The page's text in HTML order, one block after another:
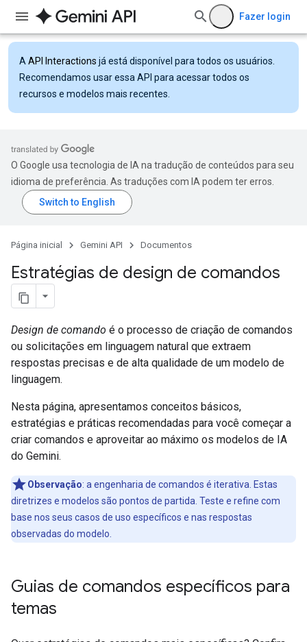
Fazer login
A API Interactions já está disponível para todos os usuários.
Recomendamos usar essa API para acessar todos os
recursos e modelos mais recentes.
O Google usa tecnologia de IA na tradução de conteúdos para seu
idioma de preferência. As traduções com IA podem ter erros.
Página inicial Gemini API Documentos
Estratégias de design de comandos
Design de comando é o processo de criação de comandos
ou solicitações em linguagem natural que extraem
respostas precisas e de alta qualidade de um modelo de
linguagem.
Nesta página, apresentamos conceitos básicos,
estratégias e práticas recomendadas para você começar a
criar comandos e aproveitar ao máximo os modelos de IA
do Gemini.
Observação: a engenharia de comandos é iterativa. Estas
diretrizes e modelos são pontos de partida. Teste e refine com
base nos seus casos de uso específicos e nas respostas
observadas do modelo.
Guias de comandos específicos para
temas